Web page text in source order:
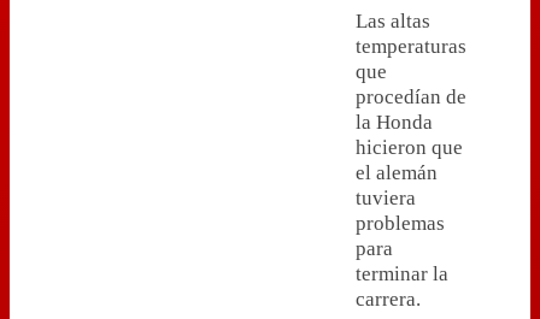
Las altas
temperaturas
que
procedían de
la Honda
hicieron que
el alemán
tuviera
problemas
para
terminar la
carrera.